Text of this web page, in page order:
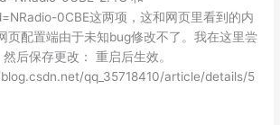
0CBE这两项，这和网页里看到的内
页配置端由于未知bug修改不了。我在这里尝
后保存更改： 重启后生效。
qq_35718410/article/details/5